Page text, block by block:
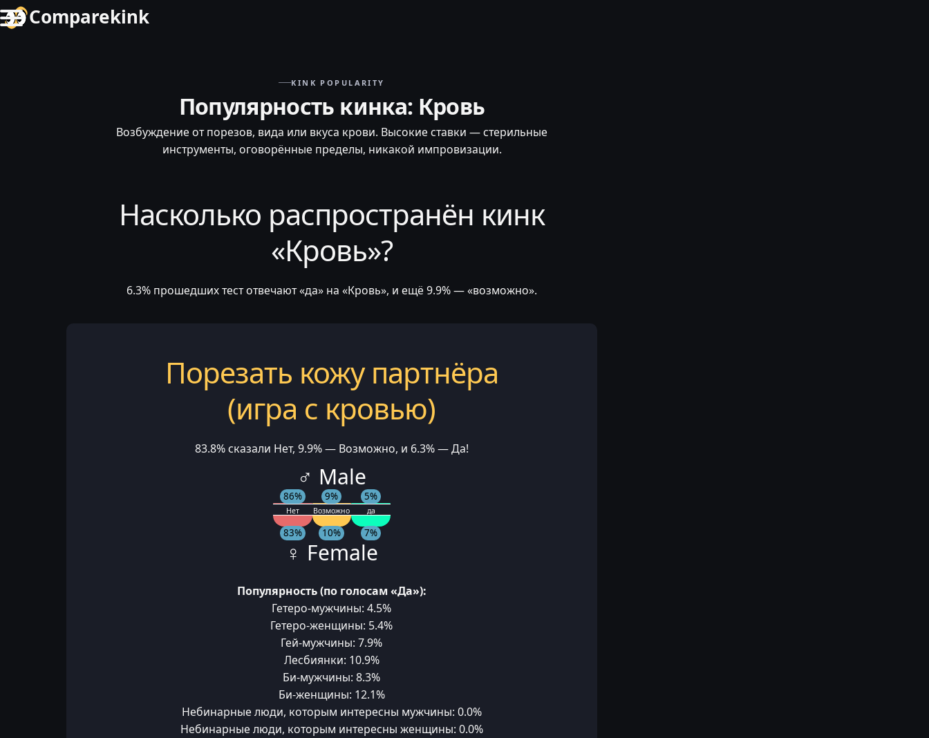
Comparekink
KINK POPULARITY
Популярность кинка: Кровь
Возбуждение от порезов, вида или вкуса крови. Высокие ставки — стерильные
инструменты, оговорённые пределы, никакой импровизации.
Насколько распространён кинк
«Кровь»?
6.3% прошедших тест отвечают «да» на «Кровь», и ещё 9.9% — «возможно».
Порезать кожу партнёра
(игра с кровью)
83.8% сказали Нет, 9.9% — Возможно, и 6.3% — Да!
♂ Male
Нет
86%
Возможно
9%
да
5%
83% 10% 7%
♀ Female
Популярность (по голосам «Да»):
Гетеро-мужчины: 4.5%
Гетеро-женщины: 5.4%
Гей-мужчины: 7.9%
Лесбиянки: 10.9%
Би-мужчины: 8.3%
Би-женщины: 12.1%
Небинарные люди, которым интересны мужчины: 0.0%
Небинарные люди, которым интересны женщины: 0.0%